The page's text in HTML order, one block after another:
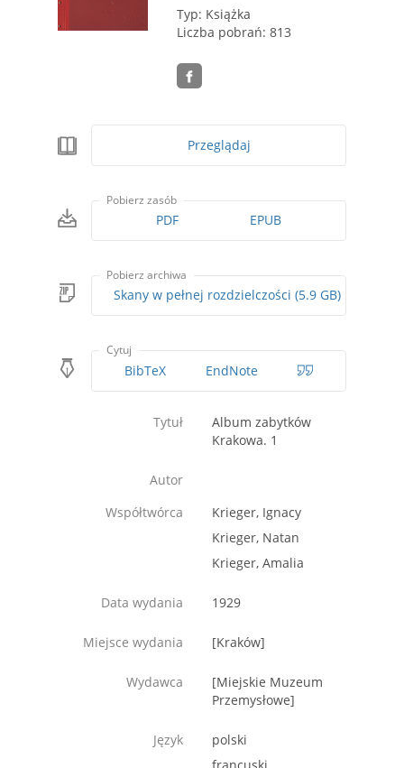
Typ: Książka
Liczba pobrań: 813
Przeglądaj
Pobierz zasób
PDF EPUB
Pobierz archiwa
Skany w pełnej rozdzielczości (5.9 GB)
Cytuj
BibTeX EndNote
Tytuł
Album zabytków
Krakowa. 1
Autor
Współtwórca
Krieger, Ignacy
Krieger, Natan
Krieger, Amalia
Data wydania 1929
Miejsce wydania [Kraków]
Wydawca
[Miejskie Muzeum
Przemysłowe]
Język
polski
francuski